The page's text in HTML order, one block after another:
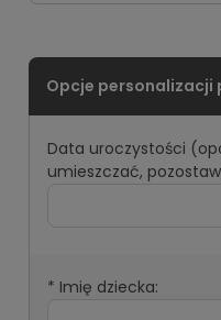
Data uroczystości
umieszczać,
* Imię dziecka: